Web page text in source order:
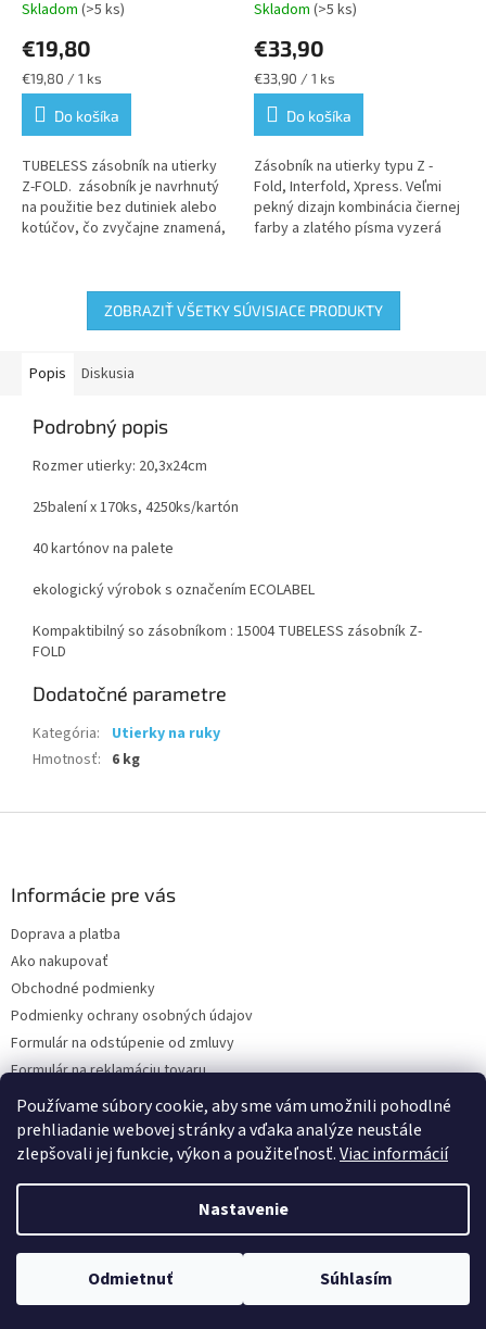
Používame súbory cookie, aby sme vám umožnili pohodlné
prehliadanie webovej stránky a vďaka analýze neustále
zlepšovali jej funkcie, výkon a použiteľnosť.Viac informácií
Nastavenie
Odmietnuť Súhlasím
Priemerné
produktu
je
5,0
5
hviezdičiek.
Skladom (>5 ks)
€19,80
Jednotková
cena:
€19,80 / 1 ks
Do košíka
TUBELESS zásobník na utierky
Z-FOLD. zásobník je navrhnutý
na použitie bez dutiniek alebo
kotúčov, čo zvyčajne znamená,
Priemerné
produktu
je
5,0
5
hviezdičiek.
Skladom (>5 ks)
€33,90
Jednotková
cena:
€33,90 / 1 ks
Do košíka
Zásobník na utierky typu Z -
Fold, Interfold, Xpress. Veľmi
pekný dizajn kombinácia čiernej
farby a zlatého písma vyzerá
ZOBRAZIŤ VŠETKY SÚVISIACE PRODUKTY
Popis Diskusia
Podrobný popis
Rozmer utierky: 20,3x24cm
25balení x 170ks, 4250ks/kartón
40 kartónov na palete
ekologický výrobok s označením ECOLABEL
Kompaktibilný so zásobníkom : 15004 TUBELESS zásobník Z-
FOLD
Dodatočné parametre
Kategória:
Utierky na ruky
Hmotnosť: 6 kg
Informácie pre vás
Doprava a platba
Ako nakupovať
Obchodné podmienky
Podmienky ochrany osobných údajov
Formulár na odstúpenie od zmluvy
Formulár na reklamáciu tovaru
Kontakty
Copyright 2026www.hygart.sk. Všetky práva vyhradené.Upraviť